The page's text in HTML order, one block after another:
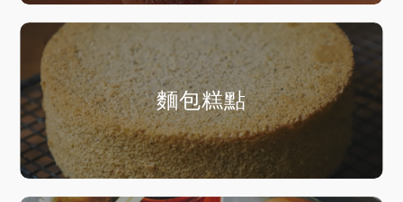
麵包糕點